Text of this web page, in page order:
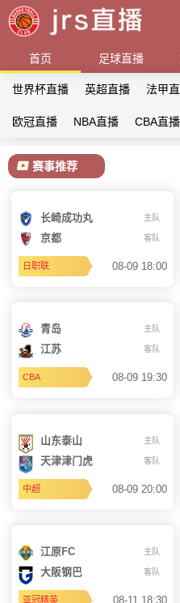
首页 足球直播
世界杯直播 英超直播 法甲
欧冠直播 NBA直播 CBA直播
赛事推荐
长崎成功丸 主队
京都 客队
日职联 08-09 18:00
青岛 主队
江苏 客队
CBA 08-09 19:30
山东泰山 主队
天津津门虎 客队
中超 08-09 20:00
江原FC 主队
大阪钢巴 客队
亚冠精英 08-11 18:30